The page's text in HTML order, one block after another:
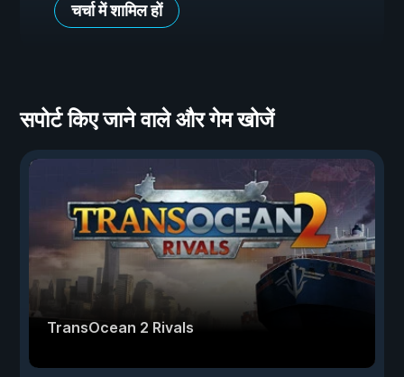
चर्चा में शामिल हों
सपोर्ट किए जाने वाले और गेम खोजें
TransOcean 2 Rivals